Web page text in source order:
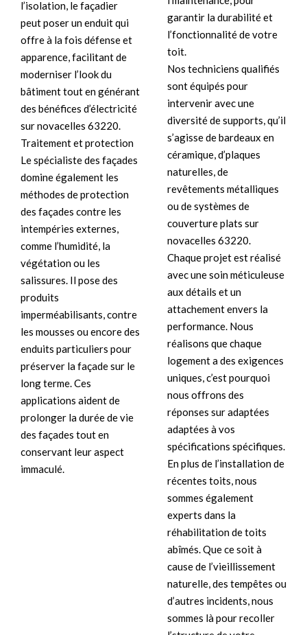
l’isolation, le façadier
peut poser un enduit qui
offre à la fois défense et
apparence, facilitant de
moderniser l’look du
bâtiment tout en générant
des bénéfices d’électricité
sur novacelles 63220.
Traitement et protection
Le spécialiste des façades
domine également les
méthodes de protection
des façades contre les
intempéries externes,
comme l’humidité, la
végétation ou les
salissures. Il pose des
produits
imperméabilisants, contre
les mousses ou encore des
enduits particuliers pour
préserver la façade sur le
long terme. Ces
applications aident de
prolonger la durée de vie
des façades tout en
conservant leur aspect
immaculé.
garantir la durabilité et
l’fonctionnalité de votre
toit.
Nos techniciens qualifiés
sont équipés pour
intervenir avec une
diversité de supports, qu’il
s’agisse de bardeaux en
céramique, d’plaques
naturelles, de
revêtements métalliques
ou de systèmes de
couverture plats sur
novacelles 63220.
Chaque projet est réalisé
avec une soin méticuleuse
aux détails et un
attachement envers la
performance. Nous
réalisons que chaque
logement a des exigences
uniques, c’est pourquoi
nous offrons des
réponses sur adaptées
adaptées à vos
spécifications spécifiques.
En plus de l’installation de
récentes toits, nous
sommes également
experts dans la
réhabilitation de toits
abîmés. Que ce soit à
cause de l’vieillissement
naturelle, des tempêtes ou
d’autres incidents, nous
sommes là pour recoller